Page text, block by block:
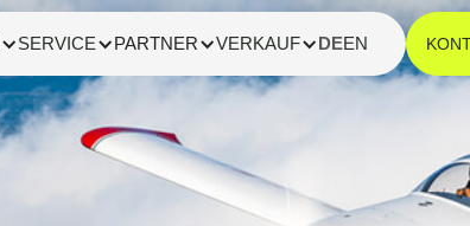
SERVICE PARTNER VERKAUF DEEN